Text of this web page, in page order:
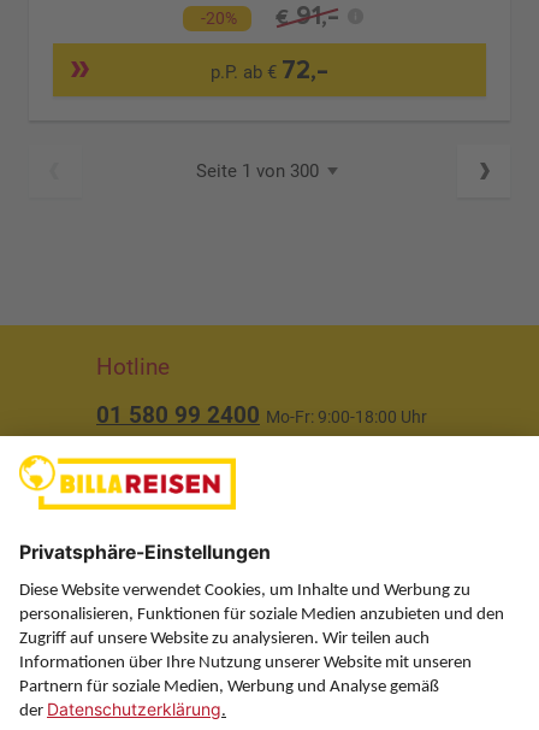
-20% € 91,-
p.P. ab € 72,-
Seite 1 von 300
Hotline
01 580 99 2400 Mo-Fr: 9:00-18:00 Uhr
Über uns
Service
Information
Folgen Sie uns auf